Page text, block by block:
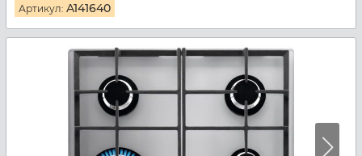
Артикул: A141640